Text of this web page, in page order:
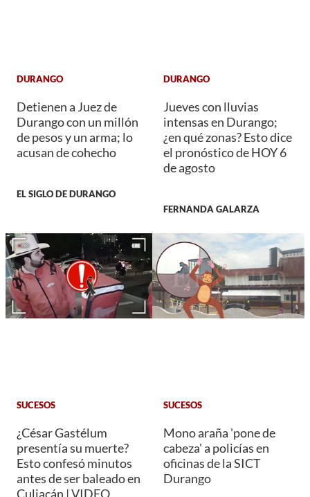
DURANGO
Detienen a Juez de
Durango con un millón
de pesos y un arma; lo
acusan de cohecho
EL SIGLO DE DURANGO
DURANGO
Jueves con lluvias
intensas en Durango;
¿en qué zonas? Esto dice
el pronóstico de HOY 6
de agosto
FERNANDA GALARZA
SUCESOS
¿César Gastélum
presentía su muerte?
Esto confesó minutos
antes de ser baleado en
Culiacán | VIDEO
SUCESOS
Mono araña 'pone de
cabeza' a policías en
oficinas de la SICT
Durango